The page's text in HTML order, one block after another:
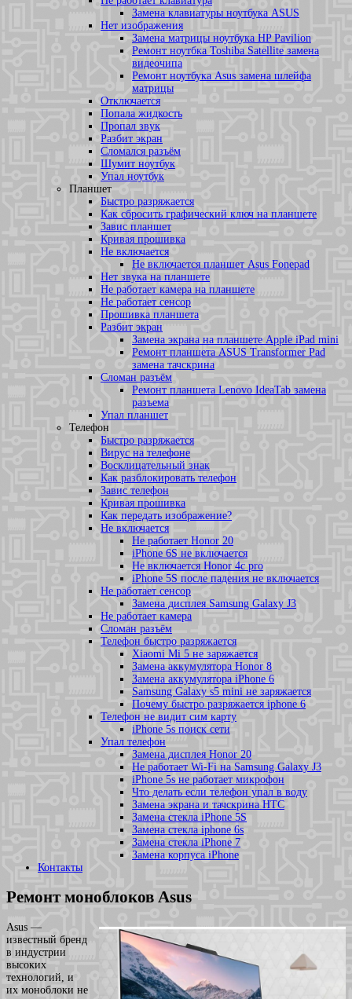
Замена клавиатуры ноутбука ASUS
Нет изображения
Замена матрицы ноутбука HP Pavilion
Ремонт ноутбка Toshiba Satellite замена
видеочипа
Ремонт ноутбука Asus замена шлейфа
матрицы
Отключается
Попала жидкость
Пропал звук
Разбит экран
Сломался разъём
Шумит ноутбук
Упал ноутбук
Планшет
Быстро разряжается
Как сбросить графический ключ на планшете
Завис планшет
Кривая прошивка
Не включается
Не включается планшет Asus Fonepad
Нет звука на планшете
Не работает камера на планшете
Не работает сенсор
Прошивка планшета
Разбит экран
Замена экрана на планшете Apple iPad mini
Ремонт планшета ASUS Transformer Pad
замена тачскрина
Сломан разъём
Ремонт планшета Lenovo IdeaTab замена
разъема
Упал планшет
Телефон
Быстро разряжается
Вирус на телефоне
Восклицательный знак
Как разблокировать телефон
Завис телефон
Кривая прошивка
Как передать изображение?
Не включается
Не работает Honor 20
iPhone 6S не включается
Не включается Honor 4c pro
iPhone 5S после падения не включается
Не работает сенсор
Замена дисплея Samsung Galaxy J3
Не работает камера
Сломан разъём
Телефон быстро разряжается
Xiaomi Mi 5 не заряжается
Замена аккумулятора Honor 8
Замена аккумулятора iPhone 6
Samsung Galaxy s5 mini не заряжается
Почему быстро разряжается iphone 6
Телефон не видит сим карту
iPhone 5s поиск сети
Упал телефон
Замена дисплея Honor 20
Не работает Wi-Fi на Samsung Galaxy J3
iPhone 5s не работает микрофон
Что делать если телефон упал в воду
Замена экрана и тачскрина HTC
Замена стекла iPhone 5S
Замена стекла iphone 6s
Замена стекла iPhone 7
Замена корпуса iPhone
Контакты
Ремонт моноблоков Asus
Asus —
известный бренд
в индустрии
высоких
технологий, и
их моноблоки не